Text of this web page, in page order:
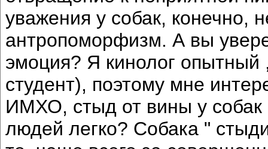
уважения у собак, конечно,
антропоморфизм. А вы
эмоция? Я кинолог
студент), поэтому мне
ИМХО, стыд от вины у собак
людей легко? Собака "